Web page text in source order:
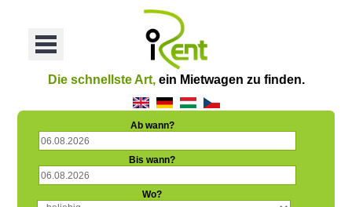
Menu
Die schnellste Art,ein Mietwagen zu finden.
Ab wann?
Bis wann?
Wo?